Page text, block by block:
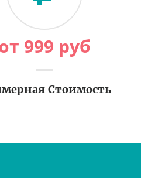
999 руб
Стоимость